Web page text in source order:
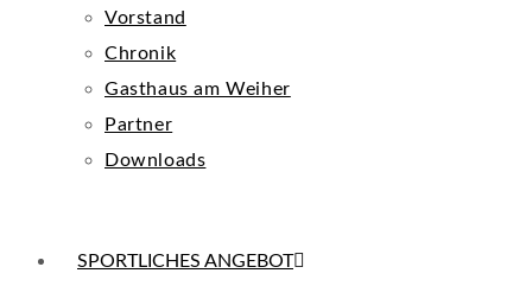
Vorstand
Chronik
Gasthaus am Weiher
Partner
Downloads
SPORTLICHES ANGEBOT